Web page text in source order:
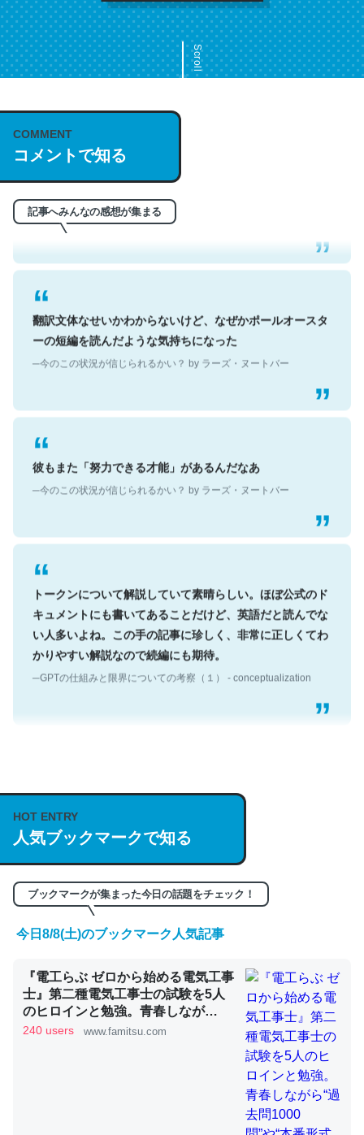
Scroll
COMMENT
コメントで知る
記事へみんなの感想が集まる
これは名文。彼はとてもクレバーなんだろうなと凄く思
う。英語少しでも読める人は原文もお勧め。自分はこの流
れ好き。Let’s Fucking Go. Then Covid hit. Shit.
─今のこの状況が信じられるかい？ by ラーズ・ヌートバー
翻訳文体なせいかわからないけど、なぜかポールオースタ
ーの短編を読んだような気持ちになった
─今のこの状況が信じられるかい？ by ラーズ・ヌートバー
彼もまた「努力できる才能」があるんだなあ
─今のこの状況が信じられるかい？ by ラーズ・ヌートバー
トークンについて解説していて素晴らしい。ほぼ公式のド
キュメントにも書いてあることだけど、英語だと読んでな
い人多いよね。この手の記事に珍しく、非常に正しくてわ
かりやすい解説なので続編にも期待。
─GPTの仕組みと限界についての考察（１） - conceptualization
説してる記事が少ないので貴重な良記事。/続編来た
https://isobe324649.hatenablog.com/entry/2023/03/27
/064121
─GPTの仕組みと限界についての考察（１） - conceptualization
くらい。小説でいう「ずっと前の伏線」は回収されないけ
ど、短期記憶というには多い分量。進化すればするほど分
かりやすく強くなりそう
─GPTの仕組みと限界についての考察（１） - conceptualization
HOT ENTRY
人気ブックマークで知る
ブックマークが集まった今日の話題をチェック！
今日8/8(土)のブックマーク人気記事
『電工らぶ ゼロから始める電気工事
士』第二種電気工事士の試験を5人
のヒロインと勉強。青春しなが
ら“過去問1000問”や“本番形式CBT
240 users www.famitsu.com